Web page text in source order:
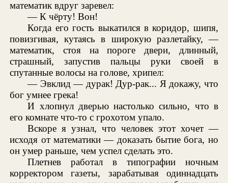
математик вдруг заревел:
— К чёрту! Вон!
Когда его гость выкатился в коридор, шипя,
повизгивая, кутаясь в широкую разлетайку, —
математик, стоя на пороге двери, длинный,
страшный, запустив пальцы руки своей в
спутанные волосы на голове, хрипел:
— Эвклид — дурак! Дур-рак... Я докажу, что
бог умнее грека!
И хлопнул дверью настолько сильно, что в
его комнате что-то с грохотом упало.
Вскоре я узнал, что человек этот хочет —
исходя от математики — доказать бытие бога, но
он умер раньше, чем успел сделать это.
Плетнев работал в типографии ночным
корректором газеты, зарабатывая одиннадцать